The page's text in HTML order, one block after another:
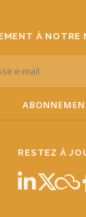
À NOTRE
RESTEZ À